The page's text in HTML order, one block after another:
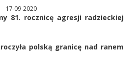
17-09-2020
81. rocznicę agresji radzieckiej
polską granicę nad ranem